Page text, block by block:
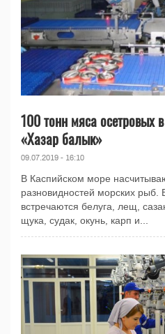
100 тонн мяса осетровых
«Хазар балык»
09.07.2019 - 16:10
В Каспийском море
разновидностей морских рыб.
встречаются белуга, лещ,
щука, судак, окунь, карп и...